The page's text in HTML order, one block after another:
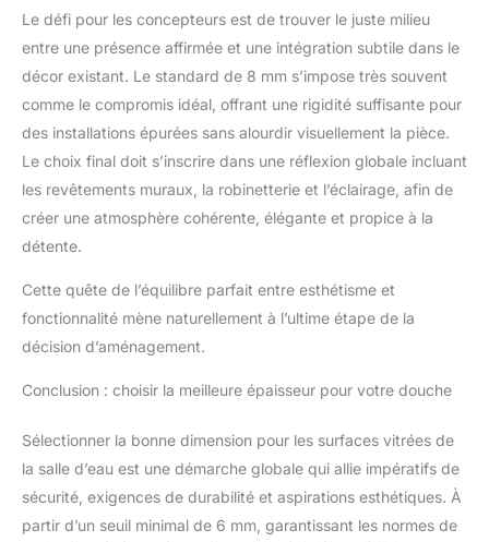
Le défi pour les concepteurs est de trouver le juste milieu
entre une présence affirmée et une intégration subtile dans le
décor existant. Le standard de 8 mm s’impose très souvent
comme le compromis idéal, offrant une rigidité suffisante pour
des installations épurées sans alourdir visuellement la pièce.
Le choix final doit s’inscrire dans une réflexion globale incluant
les revêtements muraux, la robinetterie et l’éclairage, afin de
créer une atmosphère cohérente, élégante et propice à la
détente.
Cette quête de l’équilibre parfait entre esthétisme et
fonctionnalité mène naturellement à l’ultime étape de la
décision d’aménagement.
Conclusion : choisir la meilleure épaisseur pour votre douche
Sélectionner la bonne dimension pour les surfaces vitrées de
la salle d’eau est une démarche globale qui allie impératifs de
sécurité, exigences de durabilité et aspirations esthétiques. À
partir d’un seuil minimal de 6 mm, garantissant les normes de